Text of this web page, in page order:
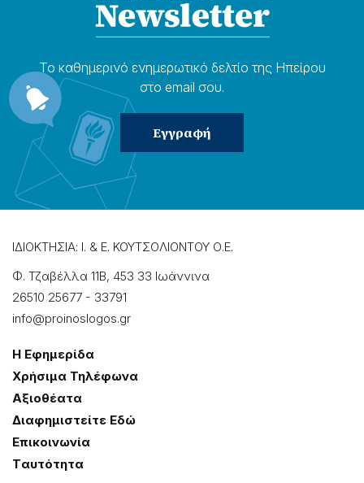
Το καθημερɩνό ενημερωτɩκό δελτίο της Ηπείρου
στο email σου.
ΙΔΙΟΚΤΗΣΙΑ: Ι. & Ε. ΚΟΥΤΣΟΛΙΟΝΤΟΥ Ο.Ε.
Φ. Τζαβέλλα 11Β, 453 33 Ιωάννɩνα
26510 25677 - 33791
info@proinoslogos.gr
Η Εφημερίδα
Χρήσɩμα Τηλέφωνα
Αξɩοθέατα
Δɩαφημɩστείτε Εδώ
Επɩκοɩνωνία
Tαυτότητα